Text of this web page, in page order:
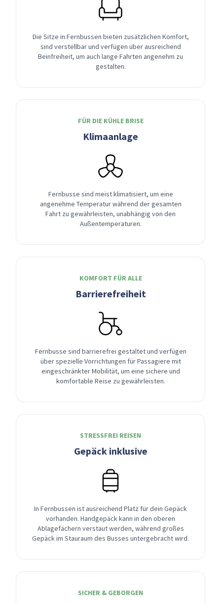
Die Sitze in Fernbussen bieten zusätzlichen Komfort,
sind verstellbar und verfügen über ausreichend
Beinfreiheit, um auch lange Fahrten angenehm zu
gestalten.
FÜR DIE KÜHLE BRISE
Klimaanlage
Fernbusse sind meist klimatisiert, um eine
angenehme Temperatur während der gesamten
Fahrt zu gewährleisten, unabhängig von den
Außentemperaturen.
KOMFORT FÜR ALLE
Barrierefreiheit
Fernbusse sind barrierefrei gestaltet und verfügen
über spezielle Vorrichtungen für Passagiere mit
eingeschränkter Mobilität, um eine sichere und
komfortable Reise zu gewährleisten.
STRESSFREI REISEN
Gepäck inklusive
In Fernbussen ist ausreichend Platz für dein Gepäck
vorhanden. Handgepäck kann in den oberen
Ablagefächern verstaut werden, während großes
Gepäck im Stauraum des Busses untergebracht wird.
SICHER & GEBORGEN